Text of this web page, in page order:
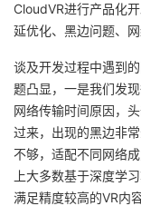
学
堂
我
的
课
我
的
我
持
的
技
术
我
的
云
CloudVR进行产品化开
延优化、黑边问题、
谈及开发过程中遇到
题凸显，一是我们发
网络传输时间原因，
过来，出现的黑边非
不够，适配不同网络
上大多数基于深度学
满足精度较高的VR内